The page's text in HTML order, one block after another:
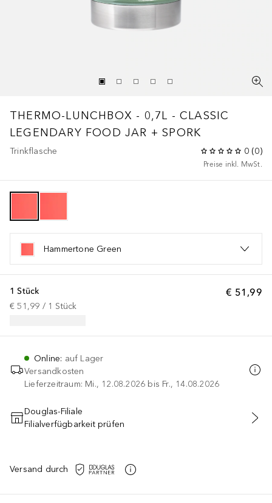
THERMO-LUNCHBOX - 0,7L - CLASSIC
LEGENDARY FOOD JAR + SPORK
Trinkflasche 0 (0)
Preise inkl. MwSt.
Hammertone Green
€ 51,99
1 Stück
€ 51,99 / 1 Stück
Online: auf Lager
Versandkosten
Lieferzeitraum: Mi., 12.08.2026 bis Fr., 14.08.2026
IN DEN WARENKORB
Douglas-Filiale
Filialverfügbarkeit prüfen
Versand durch